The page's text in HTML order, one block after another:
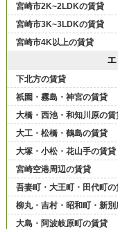
宮崎市2K~2LDKの賃貸
宮崎市3K~3LDKの賃貸
宮崎市4K以上の賃貸
下北方の賃貸
祇園・霧島・神宮の賃貸
大橋・西池・和知川原の賃
大工・松橋・鶴島の賃貸
大塚・小松・花山手の賃貸
宮崎空港周辺の賃貸
吾妻町・大王町・田代町の
柳丸・吉村・昭和町・新別
大島・阿波岐原町の賃貸